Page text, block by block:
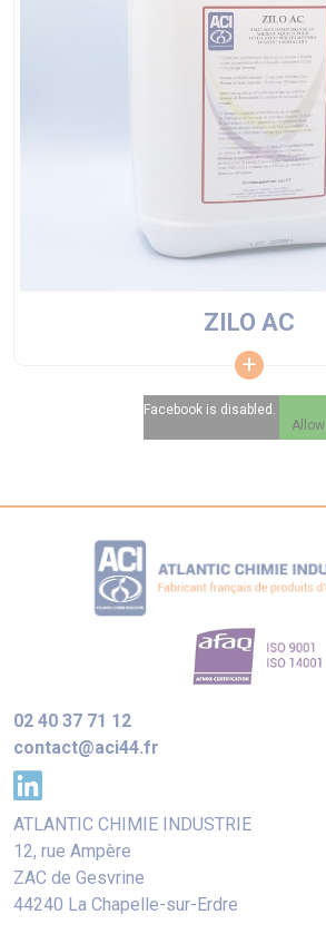
ZILO AC
Facebook is disabled.
Allow
02 40 37 71 12
contact@aci44.fr
ATLANTIC CHIMIE INDUSTRIE
12, rue Ampère
ZAC de Gesvrine
44240 La Chapelle-sur-Erdre